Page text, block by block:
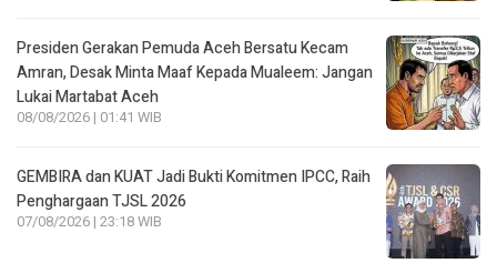
Presiden Gerakan Pemuda Aceh Bersatu Kecam
Amran, Desak Minta Maaf Kepada Mualeem: Jangan
Lukai Martabat Aceh
08/08/2026 | 01:41 WIB
GEMBIRA dan KUAT Jadi Bukti Komitmen IPCC, Raih
Penghargaan TJSL 2026
07/08/2026 | 23:18 WIB